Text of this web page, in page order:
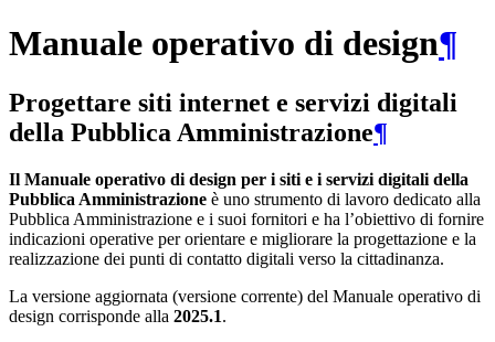
Manuale operativo di design¶
Progettare siti internet e servizi digitali
della Pubblica Amministrazione¶
Il Manuale operativo di design per i siti e i servizi digitali della
Pubblica Amministrazione è uno strumento di lavoro dedicato alla
Pubblica Amministrazione e i suoi fornitori e ha l’obiettivo di fornire
indicazioni operative per orientare e migliorare la progettazione e la
realizzazione dei punti di contatto digitali verso la cittadinanza.
La versione aggiornata (versione corrente) del Manuale operativo di
design corrisponde alla 2025.1.